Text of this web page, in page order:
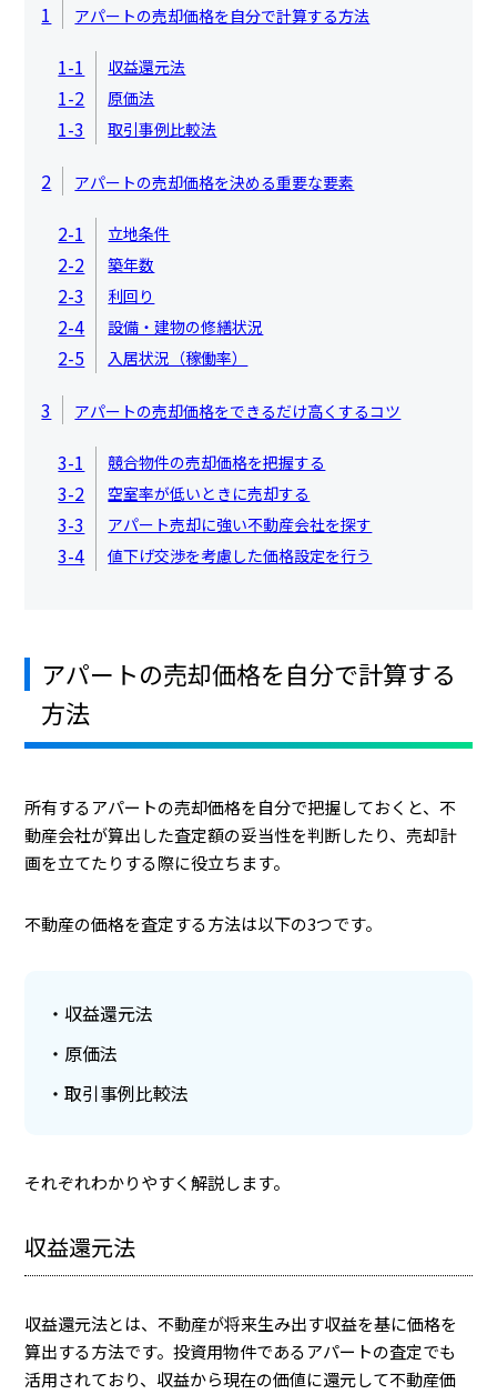
1 アパートの売却価格を自分で計算する方法
1-1 収益還元法
1-2 原価法
1-3 取引事例比較法
2 アパートの売却価格を決める重要な要素
2-1 立地条件
2-2 築年数
2-3 利回り
2-4 設備・建物の修繕状況
2-5 入居状況（稼働率）
3 アパートの売却価格をできるだけ高くするコツ
3-1 競合物件の売却価格を把握する
3-2 空室率が低いときに売却する
3-3 アパート売却に強い不動産会社を探す
3-4 値下げ交渉を考慮した価格設定を行う
アパートの売却価格を自分で計算する
方法
所有するアパートの売却価格を自分で把握しておくと、不
動産会社が算出した査定額の妥当性を判断したり、売却計
画を立てたりする際に役立ちます。
不動産の価格を査定する方法は以下の3つです。
収益還元法
原価法
取引事例比較法
それぞれわかりやすく解説します。
収益還元法
収益還元法とは、不動産が将来生み出す収益を基に価格を
算出する方法です。投資用物件であるアパートの査定でも
活用されており、収益から現在の価値に還元して不動産価